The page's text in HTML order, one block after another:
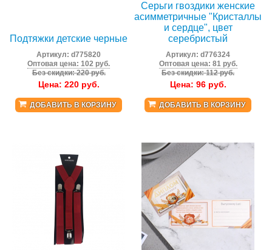
Подтяжки детские черные
Артикул:d775820
Оптовая цена: 102 руб.
Без скидки: 220 руб.
Цена: 220руб.
ДОБАВИТЬ В КОРЗИНУ
Серьги гвоздики женские
асимметричные "Кристаллы
и сердце", цвет
серебристый
Артикул:d776324
Оптовая цена: 81 руб.
Без скидки: 112 руб.
Цена: 96руб.
ДОБАВИТЬ В КОРЗИНУ